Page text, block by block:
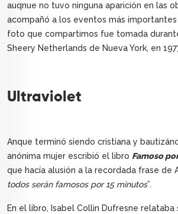
auqnue no tuvo ninguna aparición en las
acompañó a los eventos más
foto que compartimos fue tomada
Sheery Netherlands de Nueva York, en
Ultraviolet
Anque terminó siendo cristiana y
anónima mujer escribió el libro Famoso
que hacía alusión a la recordada frase de
todos serán famosos por 15 minutos”.
En el libro, Isabel Collin Dufresne relataba